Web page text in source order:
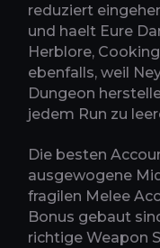
reduziert
und haelt Eure
Herblore,
ebenfalls, weil
Dungeon
jedem Run zu
Die besten
ausgewogene
fragilen Melee
Bonus gebaut
richtige Weapon